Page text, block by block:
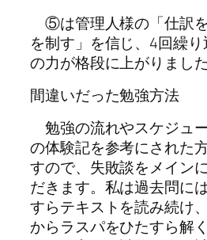
⑤は管理人様の「仕訳
を制す」を信じ、4回繰
の力が格段に上がりました
間違いだった勉強方法
勉強の流れやスケジュ
の体験記を参考にされた
すので、失敗談をメイン
だきます。私は過去問に
すらテキストを読み続け
からラスパをひたすら解